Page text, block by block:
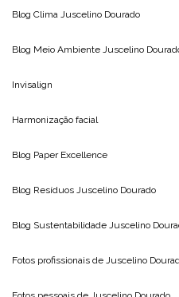
Blog Clima Juscelino Dourado
Blog Meio Ambiente Juscelino
Invisalign
Harmonização facial
Blog Paper Excellence
Blog Resíduos Juscelino Dourado
Blog Sustentabilidade Juscelino
Fotos profissionais de Juscelino